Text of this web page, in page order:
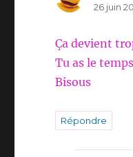
26 juin
Ça devient
Tu as le
Bisous
Répondre